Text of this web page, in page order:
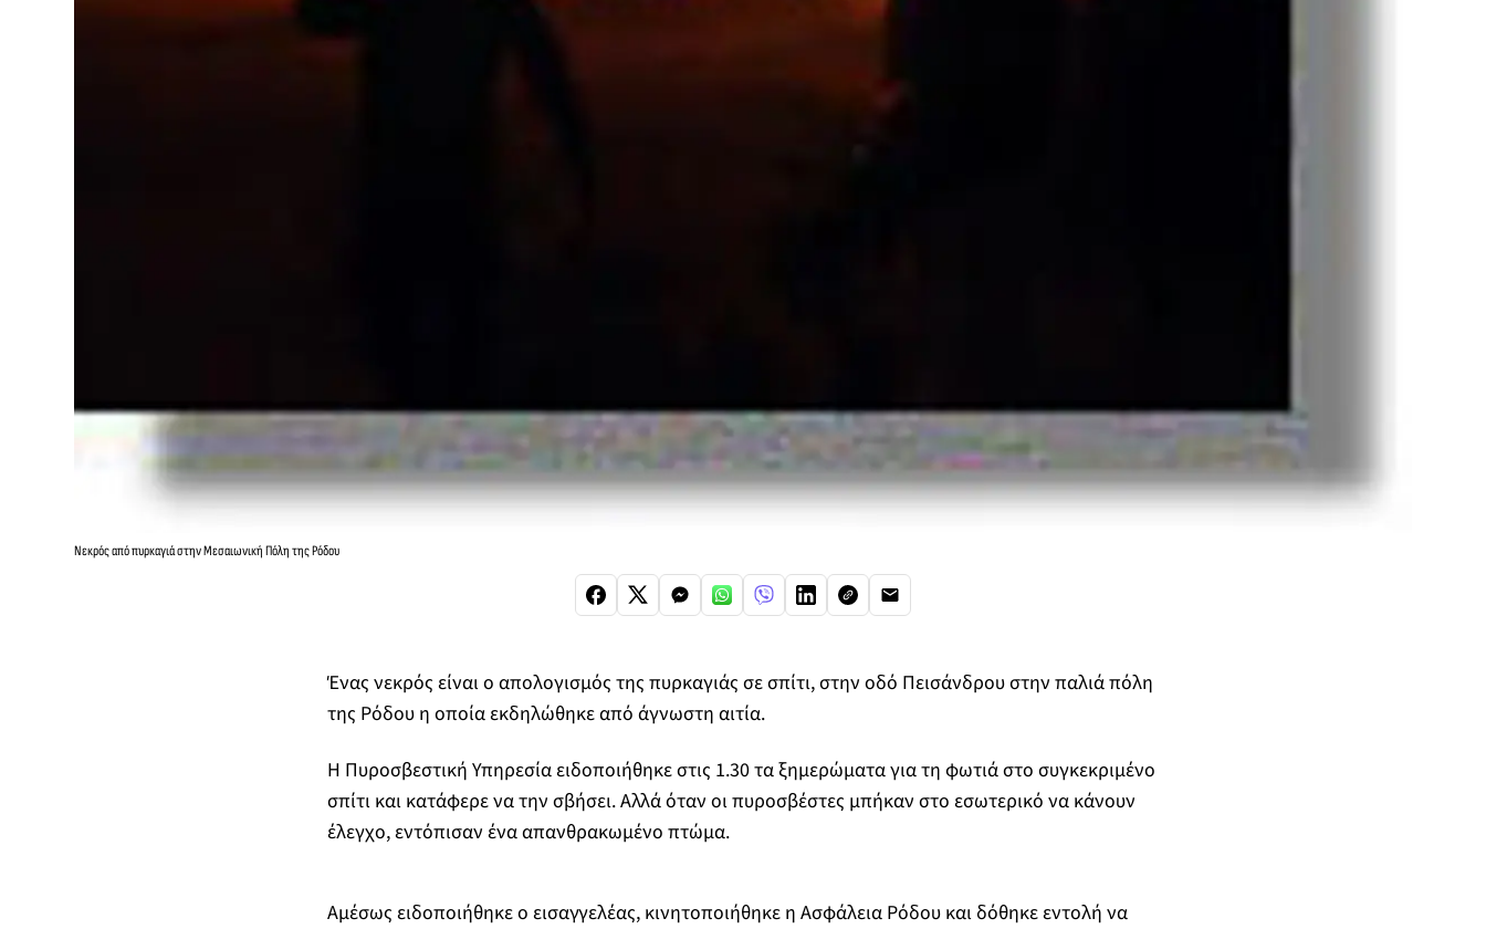
Νεκρός από πυρκαγιά στην Μεσαιωνική Πόλη της Ρόδου
Ένας νεκρός είναι ο απολογισμός της πυρκαγιάς σε σπίτι, στην οδό Πεισάνδρου στην παλιά πόλη
της Ρόδου η οποία εκδηλώθηκε από άγνωστη αιτία.
Η Πυροσβεστική Υπηρεσία ειδοποιήθηκε στις 1.30 τα ξημερώματα για τη φωτιά στο συγκεκριμένο
σπίτι και κατάφερε να την σβήσει. Αλλά όταν οι πυροσβέστες μπήκαν στο εσωτερικό να κάνουν
έλεγχο, εντόπισαν ένα απανθρακωμένο πτώμα.
Αμέσως ειδοποιήθηκε ο εισαγγελέας, κινητοποιήθηκε η Ασφάλεια Ρόδου και δόθηκε εντολή να